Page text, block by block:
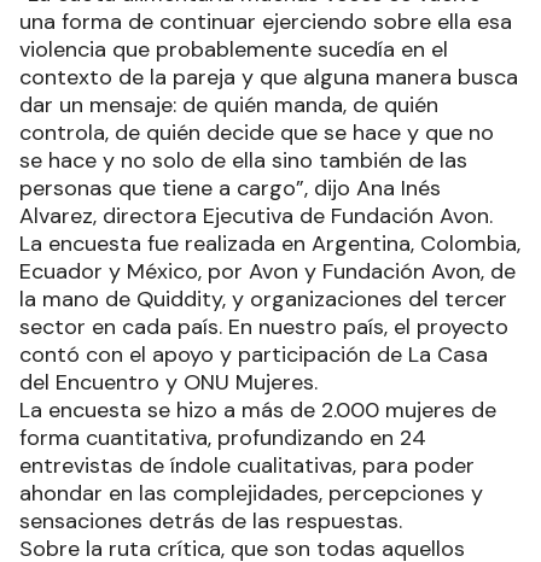
una forma de continuar ejerciendo sobre ella esa
violencia que probablemente sucedía en el
contexto de la pareja y que alguna manera busca
dar un mensaje: de quién manda, de quién
controla, de quién decide que se hace y que no
se hace y no solo de ella sino también de las
personas que tiene a cargo”, dijo Ana Inés
Alvarez, directora Ejecutiva de Fundación Avon.
La encuesta fue realizada en Argentina, Colombia,
Ecuador y México, por Avon y Fundación Avon, de
la mano de Quiddity, y organizaciones del tercer
sector en cada país. En nuestro país, el proyecto
contó con el apoyo y participación de La Casa
del Encuentro y ONU Mujeres.
La encuesta se hizo a más de 2.000 mujeres de
forma cuantitativa, profundizando en 24
entrevistas de índole cualitativas, para poder
ahondar en las complejidades, percepciones y
sensaciones detrás de las respuestas.
Sobre la ruta crítica, que son todas aquellos